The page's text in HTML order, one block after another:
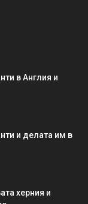
в Англия и
и делата им в
херния и